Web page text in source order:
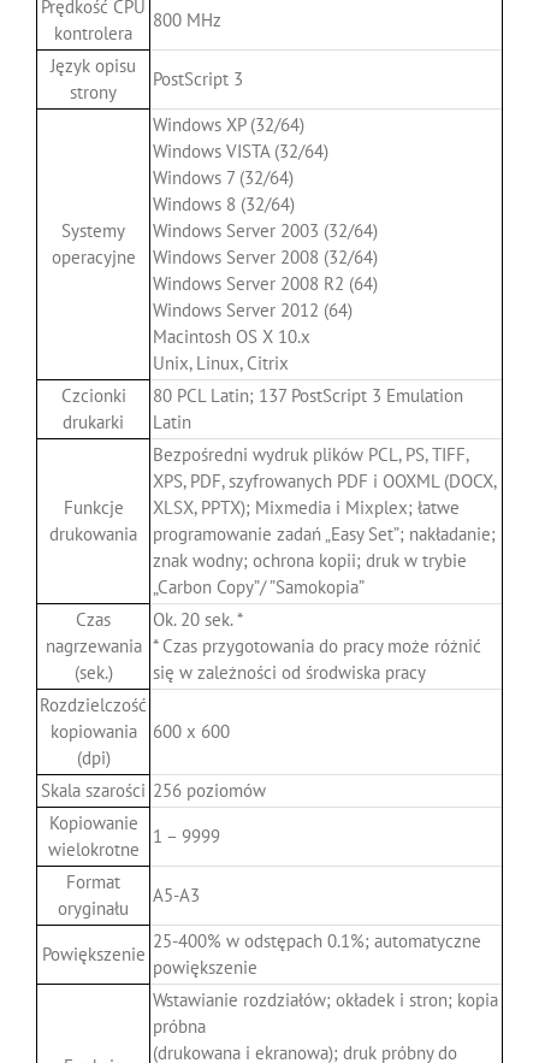
Prędkość CPU
kontrolera
800 MHz
Język opisu
strony
PostScript 3
Systemy
operacyjne
Windows XP (32/64)
Windows VISTA (32/64)
Windows 7 (32/64)
Windows 8 (32/64)
Windows Server 2003 (32/64)
Windows Server 2008 (32/64)
Windows Server 2008 R2 (64)
Windows Server 2012 (64)
Macintosh OS X 10.x
Unix, Linux, Citrix
Czcionki
drukarki
80 PCL Latin; 137 PostScript 3 Emulation
Latin
Funkcje
drukowania
Bezpośredni wydruk plików PCL, PS, TIFF,
XPS, PDF, szyfrowanych PDF i OOXML (DOCX,
XLSX, PPTX); Mixmedia i Mixplex; łatwe
programowanie zadań „Easy Set”; nakładanie;
znak wodny; ochrona kopii; druk w trybie
„Carbon Copy”/ ”Samokopia”
Czas
nagrzewania
(sek.)
Ok. 20 sek. *
* Czas przygotowania do pracy może różnić
się w zależności od środwiska pracy
Rozdzielczość
kopiowania
(dpi)
600 x 600
Skala szarości 256 poziomów
Kopiowanie
wielokrotne
1 – 9999
Format
oryginału
A5-A3
Powiększenie
25-400% w odstępach 0.1%; automatyczne
powiększenie
Wstawianie rozdziałów; okładek i stron; kopia
próbna
(drukowana i ekranowa); druk próbny do